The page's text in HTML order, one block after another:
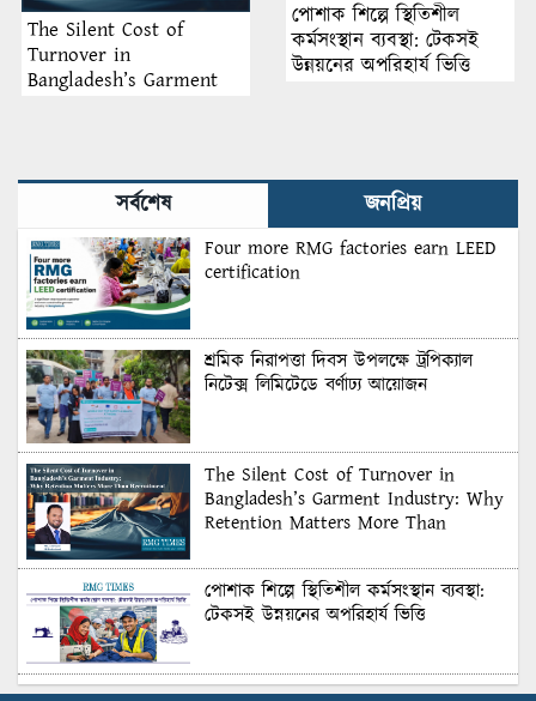
The Silent Cost of
Turnover in
Bangladesh’s Garment
পোশাক শিল্পে স্থিতিশীল
কর্মসংস্থান ব্যবস্থা: টেকসই
উন্নয়নের অপরিহার্য ভিত্তি
সর্বশেষ জনপ্রিয়
Four more RMG factories earn LEED
certification
শ্রমিক নিরাপত্তা দিবস উপলক্ষে ট্রপিক্যাল
নিটেক্স লিমিটেডে বর্ণাঢ্য আয়োজন
The Silent Cost of Turnover in
Bangladesh’s Garment Industry: Why
Retention Matters More Than
পোশাক শিল্পে স্থিতিশীল কর্মসংস্থান ব্যবস্থা:
টেকসই উন্নয়নের অপরিহার্য ভিত্তি